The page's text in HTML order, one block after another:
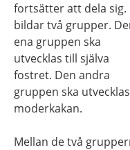
fortsätter att dela sig.
bildar två grupper.
ena gruppen ska
utvecklas till själva
fostret. Den andra
gruppen ska
moderkakan.
Mellan de två